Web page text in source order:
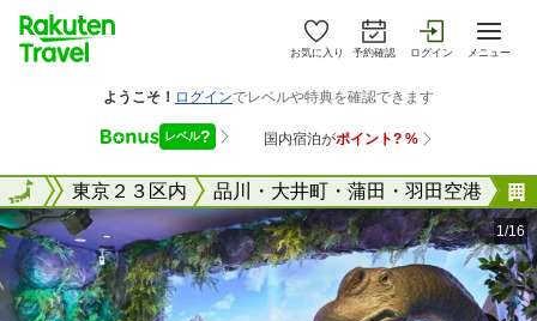
お気に入り 予約確認 ログイン メニュー
京都 東京２３区内 品川・大井町・蒲田・羽田空港
全国
1/16